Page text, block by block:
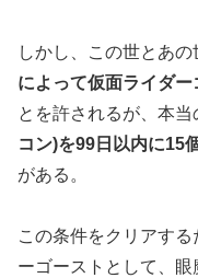
しかし、この世とあの
によって仮面ライダ
とを許されるが、本当
コン)を99日以内に15
がある。
この条件をクリアす
ーゴーストとして、